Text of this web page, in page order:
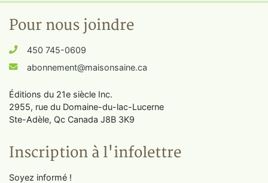
Pour nous joindre
450 745-0609
abonnement@maisonsaine.ca
Éditions du 21e siècle Inc.
2955, rue du Domaine-du-lac-Lucerne
Ste-Adèle, Qc Canada J8B 3K9
Inscription à l'infolettre
Soyez informé !